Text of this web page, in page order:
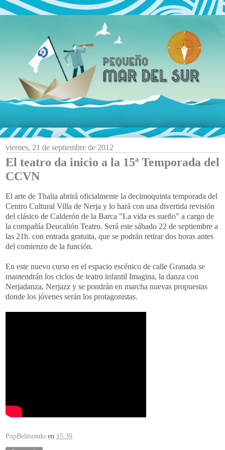
viernes, 21 de septiembre de 2012
El teatro da inicio a la 15ª Temporada del
CCVN
El arte de Thalia abrirá oficialmente la decimoquinta temporada del
Centro Cultural Villa de Nerja y lo hará con una divertida revisión
del clásico de Calderón de la Barca "La vida es sueño" a cargo de
la compañía Deucalión Teatro. Será este sábado 22 de septiembre a
las 21h. con entrada gratuita, que se podrán retirar dos horas antes
del comienzo de la función.
En este nuevo curso en el espacio escénico de calle Granada se
mantendrán los ciclos de teatro infantil Imagina, la danza con
Nerjadanza, Nerjazz y se pondrán en marcha nuevas propuestas
donde los jóvenes serán los protagonistas.
PopBelmondo en 15:39